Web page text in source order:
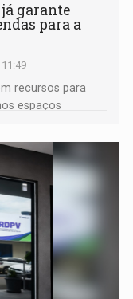
já garante
para a
recursos para
espaços